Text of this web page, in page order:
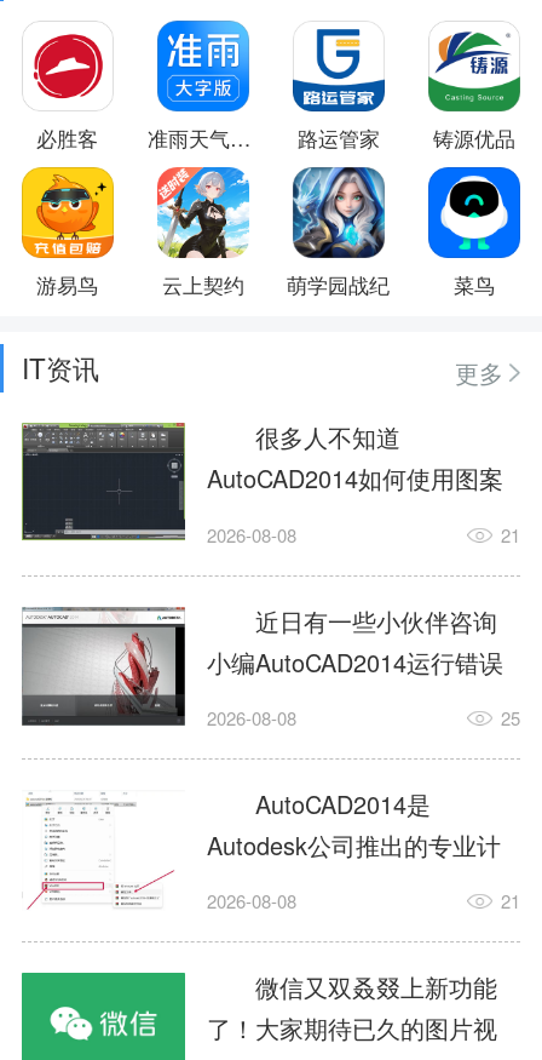
必胜客 准雨天气大字版 路运管家 铸源优品
游易鸟 云上契约 萌学园战纪 菜鸟
IT资讯
更多
很多人不知道
AutoCAD2014如何使用图案
填充?今日为你们带来的文章
用图案填充的内容，还有不
清楚小伙伴和小编一起去学
习一下吧。1.打开
AutoCAD2014这款软件，进
入AutoCAD2014的操作界
面，如图所示：2.在该界面内
找到矩形选项，如图所示：3.
点击矩...
2026-08-08 21
近日有一些小伙伴咨询
小编AutoCAD2014运行错误
怎么办?下面就为大家带来了
办的解决方法，有需要的小
伙伴可以来了解了解哦。1.打
开控制面板，选择
AutodeskAutoCAD2014。2.
等AutodeskAutoCAD2014的
安装程序加载完毕。3.选择添
加/...
2026-08-08 25
AutoCAD2014是
Autodesk公司推出的专业计
算机辅助设计（CAD）软
子、建筑、服装等多个工程
与设计领域。作为行业标准
工具之一，它提供了强大的
2026-08-08 21
微信又双叒叕上新功能
了！大家期待已久的图片视